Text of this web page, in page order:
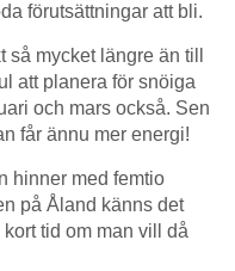
förutsättningar att bli.
mycket längre än till
att planera för snöiga
och mars också. Sen
får ännu mer energi!
hinner med femtio
på Åland känns det
tid om man vill då